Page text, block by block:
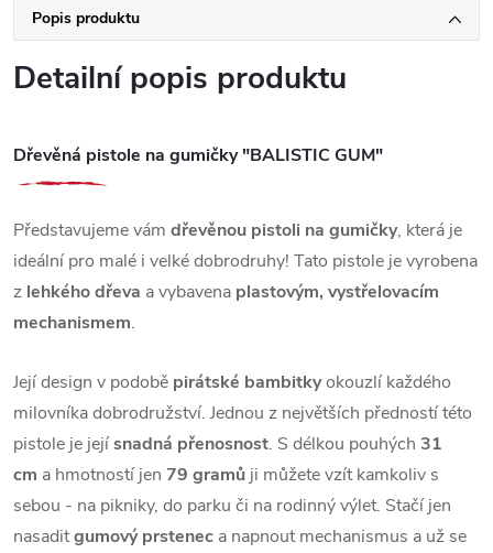
Popis produktu
Detailní popis produktu
Dřevěná pistole na gumičky "BALISTIC GUM"
Představujeme vám dřevěnou pistoli na gumičky, která je
ideální pro malé i velké dobrodruhy! Tato pistole je vyrobena
z lehkého dřeva a vybavena plastovým, vystřelovacím
mechanismem.
Její design v podobě pirátské bambitkyokouzlí každého
milovníka dobrodružství. Jednou z největších předností této
pistole je jejísnadná přenosnost. S délkou pouhých 31
cm a hmotností jen 79 gramů ji můžete vzít kamkoliv s
sebou - na pikniky, do parku či na rodinný výlet. Stačí jen
nasaditgumový prstenec a napnout mechanismus a už se